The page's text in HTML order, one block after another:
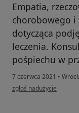
Empatia,
chorobowego i
dotycząca
leczenia.
pośpiechu w
7 czerwca 2021 •
w opinii użytkownika E.P.
zgłoś nadużycie